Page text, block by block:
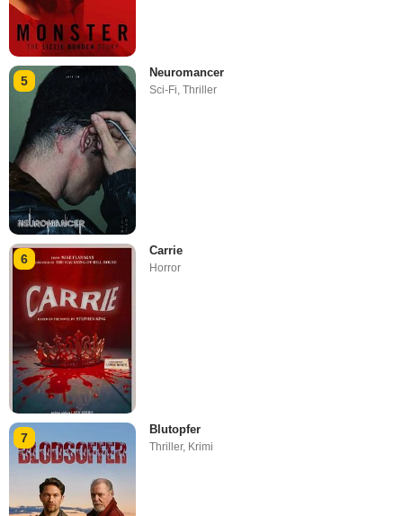
5
Neuromancer
Sci-Fi,Thriller
6
Carrie
Horror
7
Blutopfer
Thriller, Krimi